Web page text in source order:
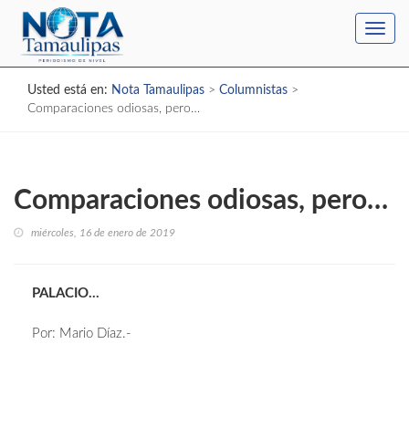
Usted está en: Nota Tamaulipas > Columnistas >
Comparaciones odiosas, pero…
Comparaciones odiosas, pero…
miércoles, 16 de enero de 2019
PALACIO…
Por: Mario Díaz.-